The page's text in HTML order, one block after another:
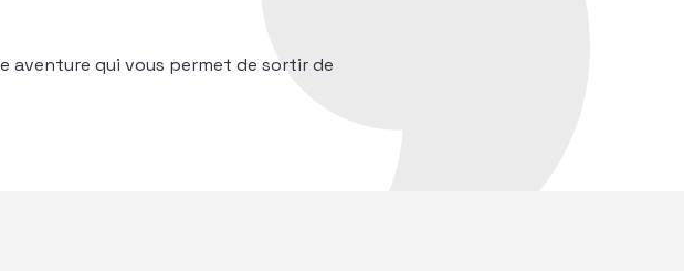
aventure qui vous permet de sortir de